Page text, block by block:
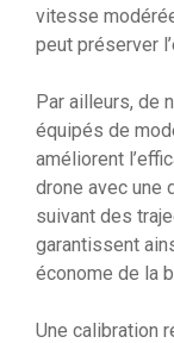
vitesse
peut préserver
Par ailleurs, de
équipés de
améliorent
drone avec une
suivant des
garantissent
économe de la
Une calibration